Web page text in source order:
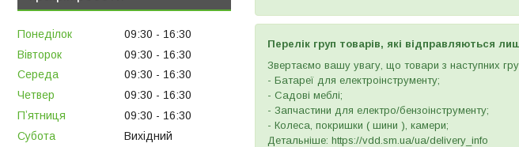
Перелік груп товарів, які відправляються
Звертаємо вашу увагу, що товари з наступних
- Батареї для електроінструменту;
- Садові меблі;
- Запчастини для електро/бензоінструменту;
- Колеса, покришки ( шини ), камери;
Детальніше: https://vdd.sm.ua/ua/delivery_info
Понеділок 09:30
16:30
Вівторок
09:30
16:30
Середа
09:30
16:30
Четвер
09:30
16:30
Пʼятниця
09:30
16:30
Субота
Вихідний